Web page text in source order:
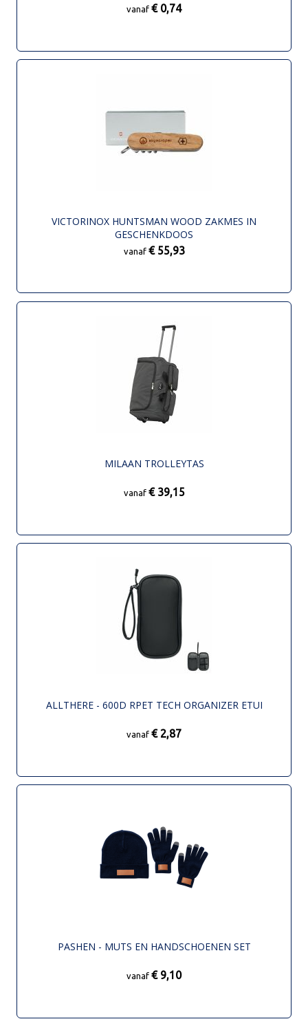
vanaf € 0,74
VICTORINOX HUNTSMAN WOOD ZAKMES IN
GESCHENKDOOS
vanaf € 55,93
MILAAN TROLLEYTAS
vanaf € 39,15
ALLTHERE - 600D RPET TECH ORGANIZER ETUI
vanaf € 2,87
PASHEN - MUTS EN HANDSCHOENEN SET
vanaf € 9,10